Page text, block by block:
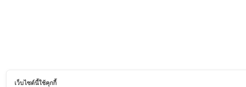
เว็บไซต์นี้ใช้คุกกี้